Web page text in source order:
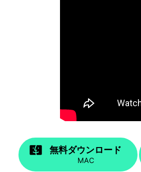
無料ダウンロード
MAC